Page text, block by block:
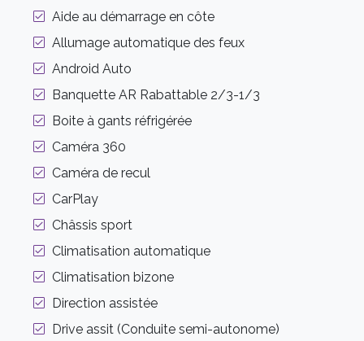
Aide au démarrage en côte
Allumage automatique des feux
Android Auto
Banquette AR Rabattable 2/3-1/3
Boite à gants réfrigérée
Caméra 360
Caméra de recul
CarPlay
Châssis sport
Climatisation automatique
Climatisation bizone
Direction assistée
Drive assit (Conduite semi-autonome)